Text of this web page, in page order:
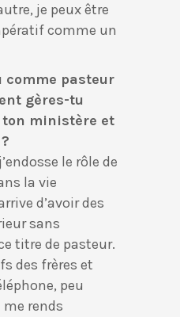
je peux être
comme un
comme pasteur
gères-tu
ton ministère et
le rôle de
la vie
d’avoir des
sans
titre de pasteur.
des frères et
peu
me rends